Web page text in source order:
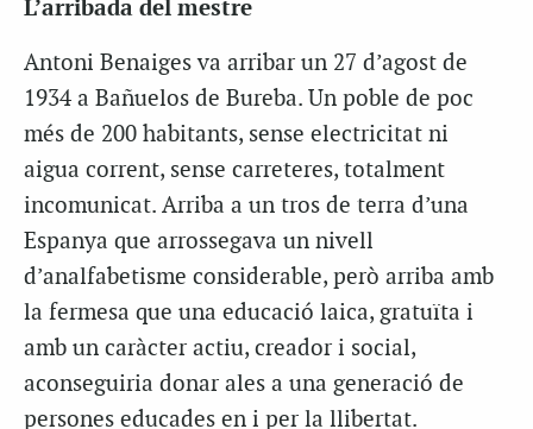
L’arribada del mestre
Antoni Benaiges va arribar un 27 d’agost de
1934 a Bañuelos de Bureba. Un poble de poc
més de 200 habitants, sense electricitat ni
aigua corrent, sense carreteres, totalment
incomunicat. Arriba a un tros de terra d’una
Espanya que arrossegava un nivell
d’analfabetisme considerable, però arriba amb
la fermesa que una educació laica, gratuïta i
amb un caràcter actiu, creador i social,
aconseguiria donar ales a una generació de
persones educades en i per la llibertat.